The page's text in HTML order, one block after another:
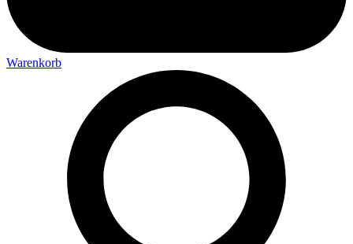
Warenkorb